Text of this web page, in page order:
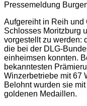
Pressemeldung
Aufgereiht in Reih und
Schlosses Moritzburg
vorgestellt zu werden:
die bei der DLG-
einheimsen konnten.
bekanntesten
Winzerbetriebe mit 67
Belohnt wurden sie
goldenen Medaillen.